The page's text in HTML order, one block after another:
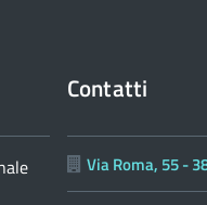
Contatti
Via Roma, 55 -